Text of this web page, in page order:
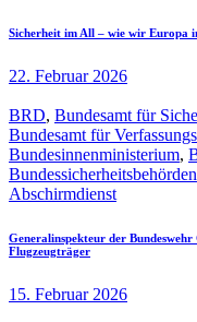
Sicherheit im All – wie wir Europa
22. Februar 2026
BRD, Bundesamt für
Bundesamt für
Bundesinnenministerium,
Bundessicherheitsbehörden
Abschirmdienst
Generalinspekteur der
Flugzeugträger
15. Februar 2026